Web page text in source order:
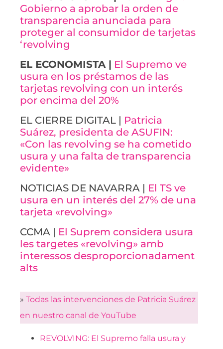
Gobierno a aprobar la orden de
transparencia anunciada para
proteger al consumidor de tarjetas
‘revolving
EL ECONOMISTA | El Supremo ve
usura en los préstamos de las
tarjetas revolving con un interés
por encima del 20%
EL CIERRE DIGITAL | Patricia
Suárez, presidenta de ASUFIN:
«Con las revolving se ha cometido
usura y una falta de transparencia
evidente»
NOTICIAS DE NAVARRA | El TS ve
usura en un interés del 27% de una
tarjeta «revolving»
CCMA | El Suprem considera usura
les targetes «revolving» amb
interessos desproporcionadament
alts
» Todas las intervenciones de Patricia Suárez
en nuestro canal de YouTube
REVOLVING: El Supremo falla usura y